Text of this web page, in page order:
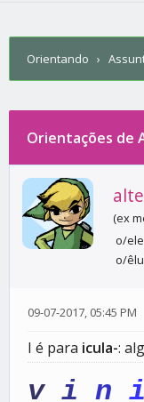
Orientando ›
Orientações de
(ex
o/
o/
09-07-2017, 05:45 PM
I é para icula-:
v i n